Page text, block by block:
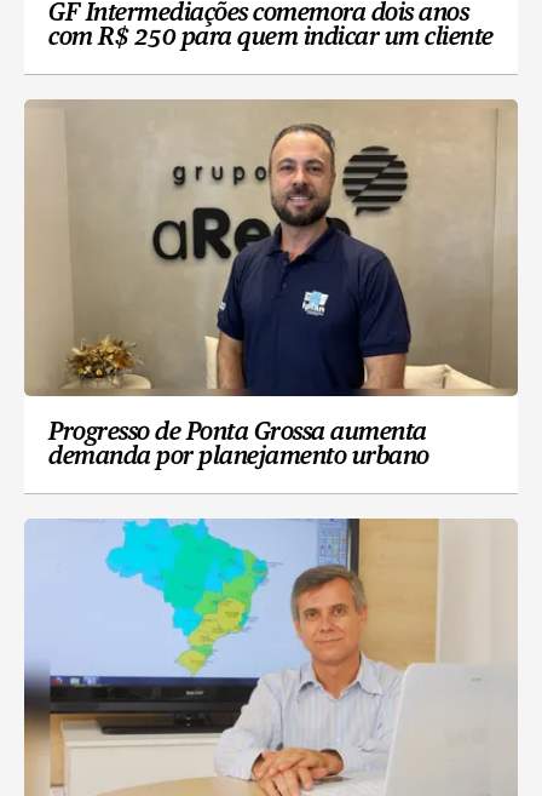
GF Intermediações comemora dois anos
com R$ 250 para quem indicar um cliente
Progresso de Ponta Grossa aumenta
demanda por planejamento urbano